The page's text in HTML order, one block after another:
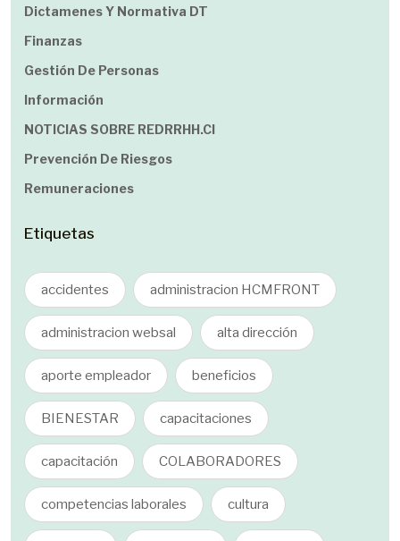
Dictamenes Y Normativa DT
Finanzas
Gestión De Personas
Información
NOTICIAS SOBRE REDRRHH.cl
Prevención De Riesgos
Remuneraciones
Etiquetas
accidentes administracion HCMFRONT
administracion websal alta dirección
aporte empleador beneficios
BIENESTAR capacitaciones
capacitación COLABORADORES
competencias laborales cultura